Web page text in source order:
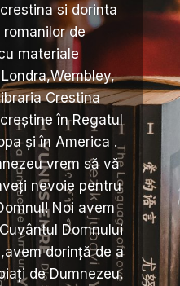
si dorinta
de
materiale
Crestina
în Regatul
și în America .
vrem să vă
nevoie pentru
Noi avem
Domnului
dorință de a
de Dumnezeu.